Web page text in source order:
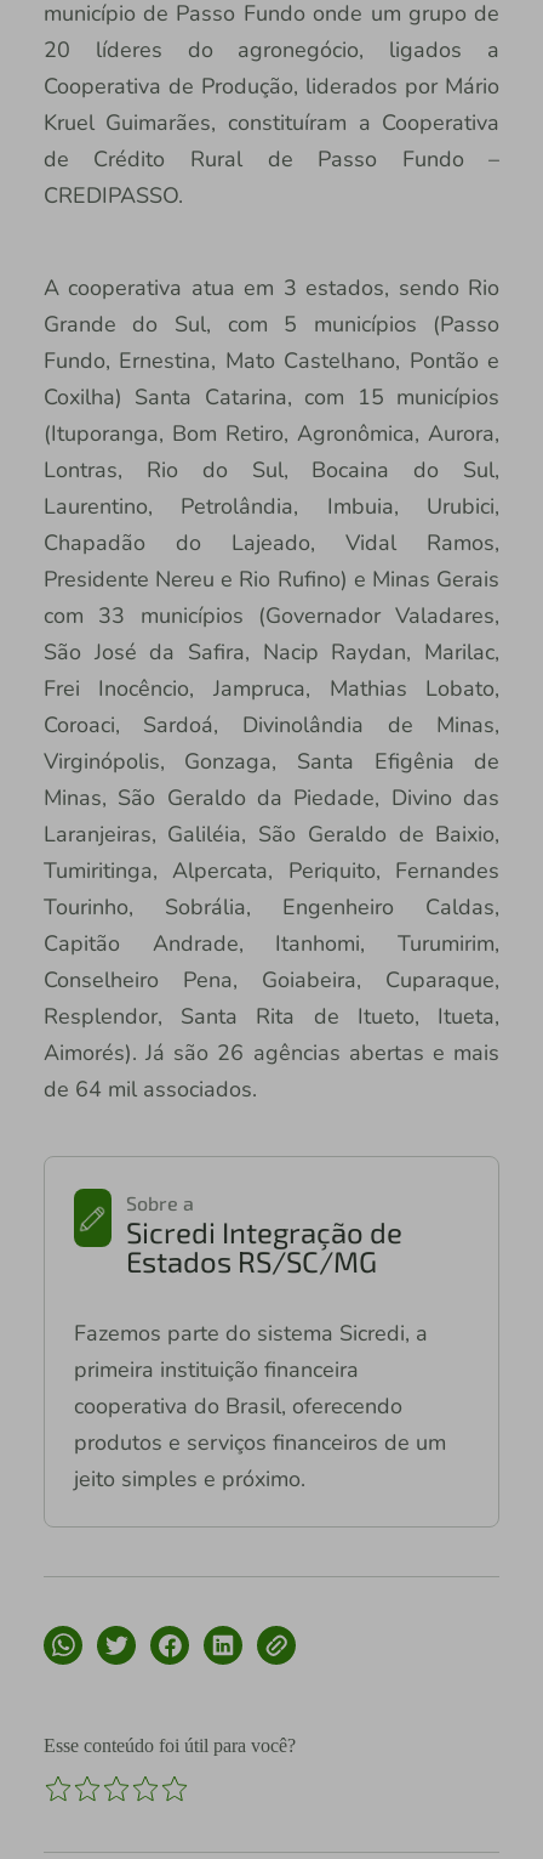
município de Passo Fundo onde um grupo de
20 líderes do agronegócio, ligados a
Cooperativa de Produção, liderados por Mário
Kruel Guimarães, constituíram a Cooperativa
de Crédito Rural de Passo Fundo –
CREDIPASSO.
A cooperativa atua em 3 estados, sendo Rio
Grande do Sul, com 5 municípios (Passo
Fundo, Ernestina, Mato Castelhano, Pontão e
Coxilha) Santa Catarina, com 15 municípios
(Ituporanga, Bom Retiro, Agronômica, Aurora,
Lontras, Rio do Sul, Bocaina do Sul,
Laurentino, Petrolândia, Imbuia, Urubici,
Chapadão do Lajeado, Vidal Ramos,
Presidente Nereu e Rio Rufino) e Minas Gerais
com 33 municípios (Governador Valadares,
São José da Safira, Nacip Raydan, Marilac,
Frei Inocêncio, Jampruca, Mathias Lobato,
Coroaci, Sardoá, Divinolândia de Minas,
Virginópolis, Gonzaga, Santa Efigênia de
Minas, São Geraldo da Piedade, Divino das
Laranjeiras, Galiléia, São Geraldo de Baixio,
Tumiritinga, Alpercata, Periquito, Fernandes
Tourinho, Sobrália, Engenheiro Caldas,
Capitão Andrade, Itanhomi, Turumirim,
Conselheiro Pena, Goiabeira, Cuparaque,
Resplendor, Santa Rita de Itueto, Itueta,
Aimorés). Já são 26 agências abertas e mais
de 64 mil associados.
Sobre a
Sicredi Integração de
Estados RS/SC/MG
Fazemos parte do sistema Sicredi, a
primeira instituição financeira
cooperativa do Brasil, oferecendo
produtos e serviços financeiros de um
jeito simples e próximo.
Esse conteúdo foi útil para você?